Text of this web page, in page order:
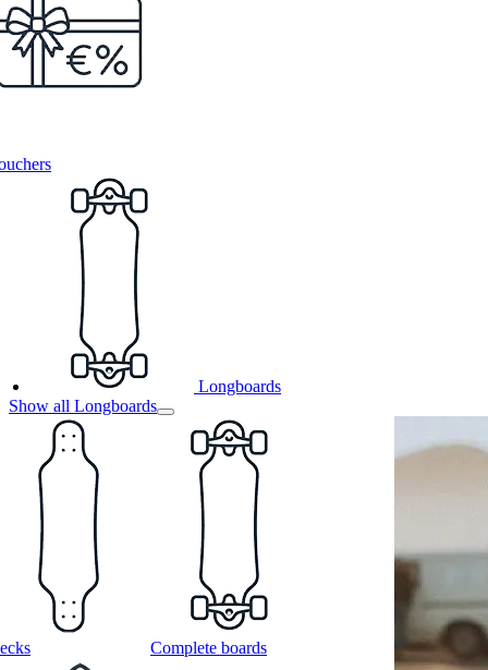
Longboards
Show all Longboards
Complete boards